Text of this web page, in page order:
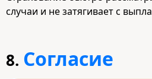
случаи и не затягивает с
8. Согласие